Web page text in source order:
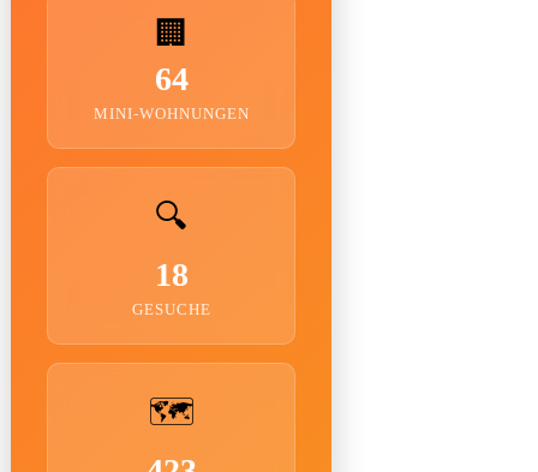
🏢
64
MINI-WOHNUNGEN
🔍
18
GESUCHE
🗺️